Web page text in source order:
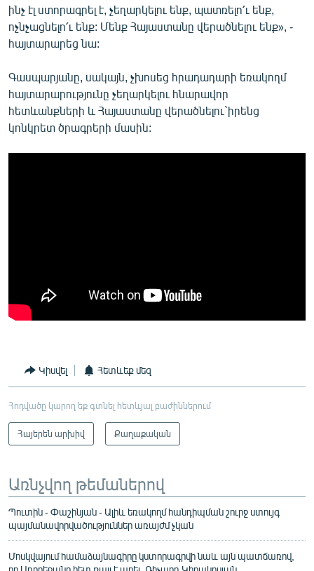
ինչ էլ ստորագրել է, չեղարկելու ենք, պատռելո՛ւ ենք,
ոչնչացնելո՛ւ ենք: Մենք Հայաստանը վերածնելու ենք», -
հայտարարեց նա:
Գասպարյանը, սակայն, չխոսեց հրադադարի եռակողմ
հայտարարությունը չեղարկելու հնարավոր
հետևանքների և Հայաստանը վերածնելու`իրենց
կոնկրետ ծրագրերի մասին:
Կիսվել Հետևեք մեզ
Հոդվածը կարող եք գտնել հետևյալ բաժիններում
Հայերեն արխիվ Քաղաքական
Առնչվող թեմաներով
Պուտին - Փաշինյան - Ալիև եռակողմ հանդիպման շուրջ ստույգ
պայմանավորվածություններ առայժմ չկան
Մոսկվայում համաձայնագիրը կստորագրվի նաև այն պատճառով,